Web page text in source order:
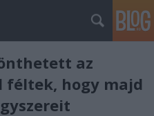
az
hogy majd